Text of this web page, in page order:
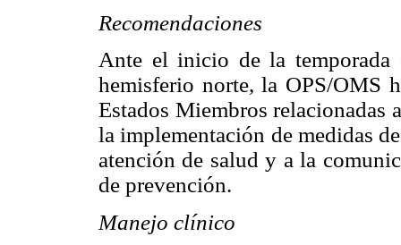
Recomendaciones
Ante el inicio de la
hemisferio norte, la OPS/OMS
Estados Miembros relacionadas
la implementación de medidas
atención de salud y a la
de prevención.
Manejo clínico